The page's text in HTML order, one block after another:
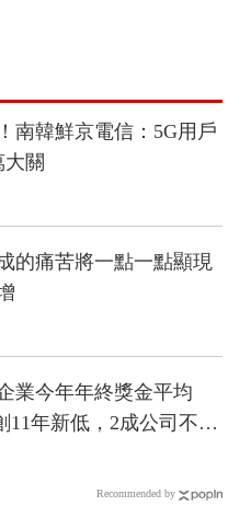
南韓鮮京電信：5G用戶
大關
的痛苦將一點一點顯現
業今年年終獎金平均
11年新低，2成公司不發
Recommended by